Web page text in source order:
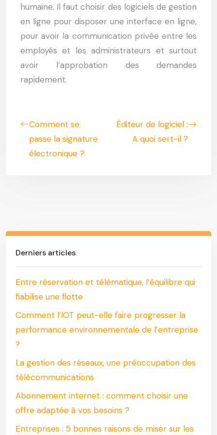
humaine. Il faut choisir des logiciels de gestion
en ligne pour disposer une interface en ligne,
pour avoir la communication privée entre les
employés et les administrateurs et surtout
avoir l’approbation des demandes
rapidement.
Comment se
passe la signature
électronique ?
Éditeur de logiciel :
A quoi sert-il ?
Derniers articles
Entre réservation et télématique, l’équilibre qui
fiabilise une flotte
Comment l’IOT peut-elle faire progresser la
performance environnementale de l’entreprise
?
La gestion des réseaux, une préoccupation des
télécommunications
Abonnement internet : comment choisir une
offre adaptée à vos besoins ?
Entreprises : 5 bonnes raisons de miser sur les